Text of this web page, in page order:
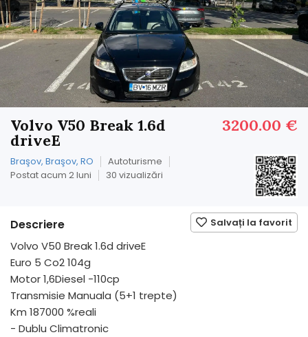
3200.00 €
Volvo V50 Break 1.6d
driveE
Braşov, Braşov, RO
Autoturisme
Postat acum 2 luni
30 vizualizări
Salvați la favorit
Descriere
Volvo V50 Break 1.6d driveE
Euro 5 Co2 104g
Motor 1,6Diesel -110cp
Transmisie Manuala (5+1 trepte)
Km 187000 %reali
- Dublu Climatronic